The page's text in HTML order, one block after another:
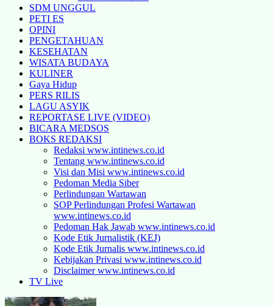
SDM UNGGUL
PETI ES
OPINI
PENGETAHUAN
KESEHATAN
WISATA BUDAYA
KULINER
Gaya Hidup
PERS RILIS
LAGU ASYIK
REPORTASE LIVE (VIDEO)
BICARA MEDSOS
BOKS REDAKSI
Redaksi www.intinews.co.id
Tentang www.intinews.co.id
Visi dan Misi www.intinews.co.id
Pedoman Media Siber
Perlindungan Wartawan
SOP Perlindungan Profesi Wartawan
www.intinews.co.id
Pedoman Hak Jawab www.intinews.co.id
Kode Etik Jurnalistik (KEJ)
Kode Etik Jurnalis www.intinews.co.id
Kebijakan Privasi www.intinews.co.id
Disclaimer www.intinews.co.id
TV Live